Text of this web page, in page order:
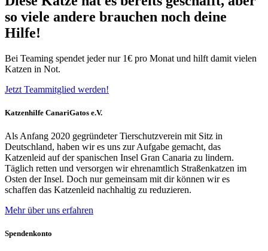
so viele andere brauchen noch deine
Hilfe!
Bei Teaming spendet jeder nur 1€ pro Monat und hilft damit vielen
Katzen in Not.
Jetzt Teammitglied werden!
Katzenhilfe CanariGatos e.V.
Als Anfang 2020 gegründeter Tierschutzverein mit Sitz in
Deutschland, haben wir es uns zur Aufgabe gemacht, das
Katzenleid auf der spanischen Insel Gran Canaria zu lindern.
Täglich retten und versorgen wir ehrenamtlich Straßenkatzen im
Osten der Insel. Doch nur gemeinsam mit dir können wir es
schaffen das Katzenleid nachhaltig zu reduzieren.
Mehr über uns erfahren
Spendenkonto